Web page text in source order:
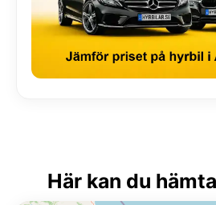
Här kan du